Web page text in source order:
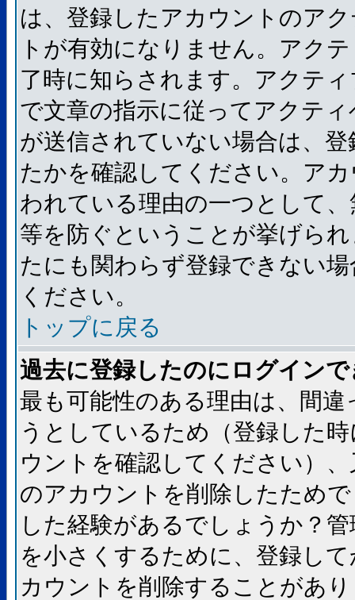
は、登録したアカウントのア
トが有効になりません。アク
了時に知らされます。アクテ
で文章の指示に従ってアクテ
が送信されていない場合は、
たかを確認してください。ア
われている理由の一つとして
等を防ぐということが挙げら
たにも関わらず登録できない
ください。
トップに戻る
過去に登録したのにログイン
最も可能性のある理由は、間
うとしているため（登録した
ウントを確認してください）
のアカウントを削除したため
した経験があるでしょうか？
を小さくするために、登録し
カウントを削除することがあ